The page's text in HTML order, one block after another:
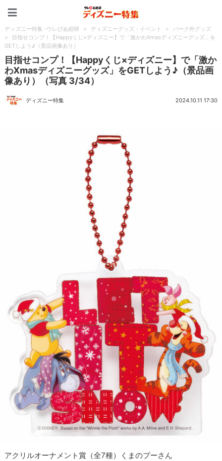
ディズニー特集 -ウレぴあ総研 > ディズニーグッズ・イベント >
パーク外グッズ
>
目指せコンプ！【Happyくじ×ディズニー】で「激かわXmasディズニーグッズ」を
GETしよう♪（景品画像あり）
目指せコンプ！【Happyくじ×ディズニー】で「激か
わXmasディズニーグッズ」をGETしよう♪（景品画
像あり）（写真 3/34）
ディズニー特集 2024.10.11 17:30
アクリルオーナメント賞（全7種）くまのプーさん